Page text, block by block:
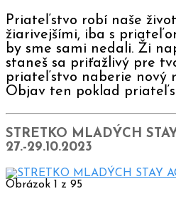
Priateľstvo robí naše
žiarivejšími, iba s
by sme sami nedali. Ži
staneš sa priťažlivý pre
priateľstvo naberie nový
Objav ten poklad
STRETKO MLADÝCH
27.-29.10.2023
Obrázok 1 z 95